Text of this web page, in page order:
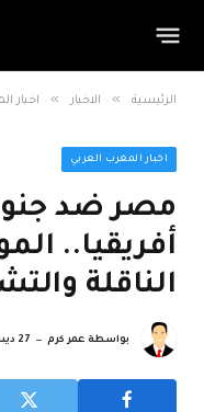
الرئيسية » الاخبار » اخبار
اخبار المغرب العربي
مصر ضد
أفريقيا..
الناقلة
بواسطة عمر كرم 27 ديسمبر، 2025